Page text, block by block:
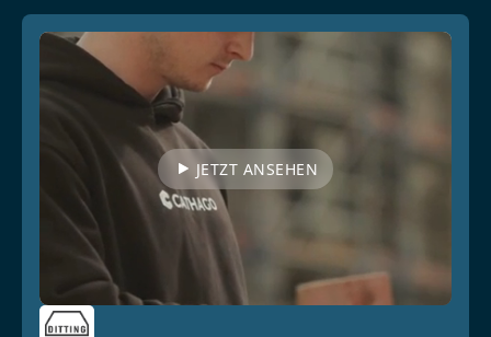
JETZT ANSEHEN